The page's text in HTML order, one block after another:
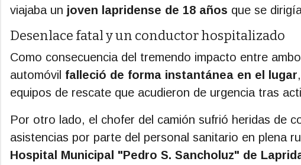
viajaba un joven lapridense de 18 años que se
Desenlace fatal y un conductor hospitalizado
Como consecuencia del tremendo impacto entre
automóvil falleció de forma instantánea en el lugar
equipos de rescate que acudieron de urgencia tras
Por otro lado, el chofer del camión sufrió heridas de
asistencias por parte del personal sanitario en plena
Hospital Municipal "Pedro S. Sancholuz" de